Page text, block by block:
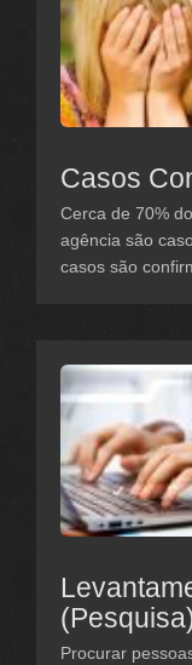
Casos
Cerca de 70%
agência são
casos são
Procurar